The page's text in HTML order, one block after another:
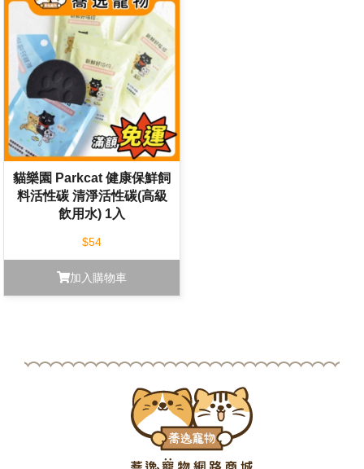
貓樂園 Parkcat 健康保鮮飼
料活性碳 清淨活性碳(高級
飲用水) 1入
$54
加入購物車